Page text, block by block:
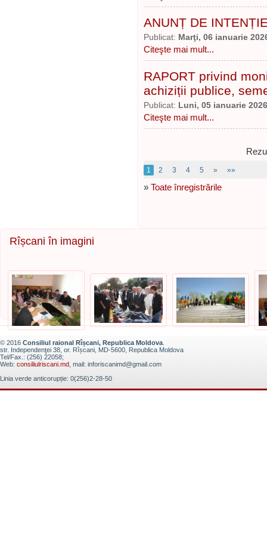
ANUNȚ DE
Publicat: Marţi, 06 ianuarie
Citeşte mai mult...
RAPORT privind
achiziții publice,
Publicat: Luni, 05 ianuarie 2026
Citeşte mai mult...
1 2 3 4 5 » »»
» Toate înregistrările
Rîșcani în imagini
© 2016 Consiliul raional Rîșcani, Republica Moldova
str. Independenţei 38, or. Rîșcani, MD-5600, Republica Moldova
Tel/Fax.: (256) 22058;
Web: consiliulriscani.md , mail: inforiscanimd@gmail.com
Linia verde anticorupție: 0(256)2-28-50